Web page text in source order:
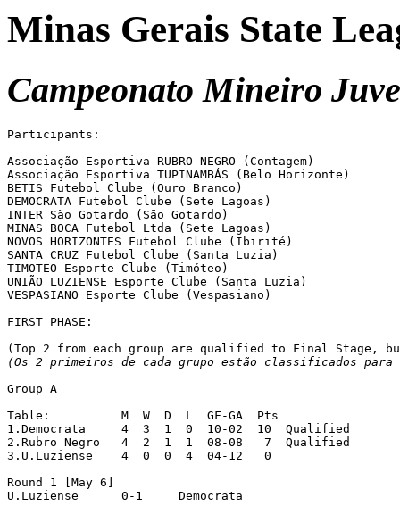
Minas Gerais State
Campeonato Mineiro
Participants:
Associação Esportiva RUBRO NEGRO (Contagem)
Associação Esportiva TUPINAMBÁS (Belo Horizonte)
BETIS Futebol Clube (Ouro Branco)
DEMOCRATA Futebol Clube (Sete Lagoas)
INTER São Gotardo (São Gotardo)
MINAS BOCA Futebol Ltda (Sete Lagoas)
NOVOS HORIZONTES Futebol Clube (Ibirité)
SANTA CRUZ Futebol Clube (Santa Luzia)
TIMOTEO Esporte Clube (Timóteo)
UNIÃO LUZIENSE Esporte Clube (Santa Luzia)
VESPASIANO Esporte Clube (Vespasiano)
FIRST PHASE:
(Os 2 primeiros de cada grupo estão classificados para
Group A
Table:		M  W  D  L  GF-GA  Pts
1.Democrata	4  3  1  0  10-02  10  Qualified
2.Rubro Negro	4  2  1  1  08-08   7  Qualified
3.U.Luziense	4  0  0  4  04-12   0
Round 1 [May 6]
U.Luziense	0-1	Democrata